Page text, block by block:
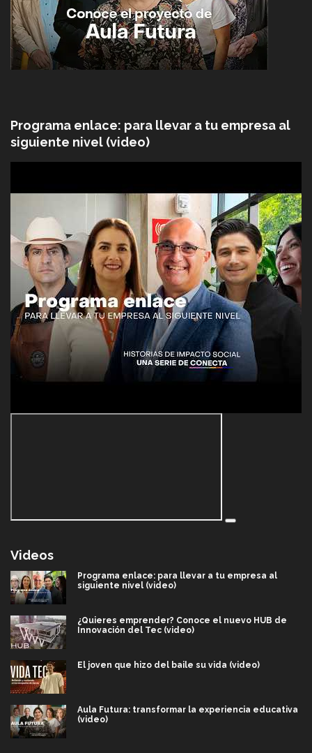
Programa enlace: para llevar a tu empresa al
siguiente nivel (video)
Videos
Programa enlace: para llevar a tu empresa al
siguiente nivel (video)
¿Quieres emprender? Conoce el nuevo HUB de
Innovación del Tec (video)
El joven que hizo del baile su vida (video)
Aula Futura: transformar la experiencia educativa
(video)